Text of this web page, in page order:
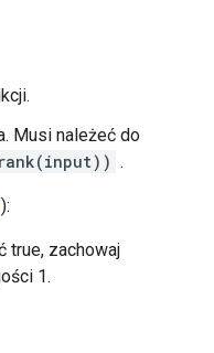
Musi należeć do
.
):
true, zachowaj
1.